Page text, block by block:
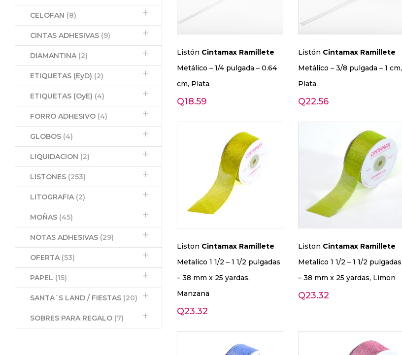
CELOFAN (8)
CINTAS ADHESIVAS (9)
DIAMANTINA (2)
ETIQUETAS (EyD) (2)
ETIQUETAS (OyE) (4)
FORRO ADHESIVO (4)
GLOBOS (4)
LIQUIDACION (2)
LISTONES (253)
LITOGRAFIA (2)
MOÑAS (45)
NOTAS ADHESIVAS (29)
OFERTA (53)
PAPEL (15)
SANTA´S LAND / FIESTAS (20)
SOBRES PARA REGALO (7)
Listón Cintamax Ramillete
Metálico – 1/4 pulgada – 0.64
cm, Plata
Q18.59
Listón Cintamax Ramillete
Metálico – 3/8 pulgada – 1 cm,
Plata
Q22.56
Liston Cintamax Ramillete
Metalico 1 1/2 – 1 1/2 pulgadas
– 38 mm x 25 yardas,
Manzana
Q23.32
Liston Cintamax Ramillete
Metalico 1 1/2 – 1 1/2 pulgadas
– 38 mm x 25 yardas, Limon
Q23.32